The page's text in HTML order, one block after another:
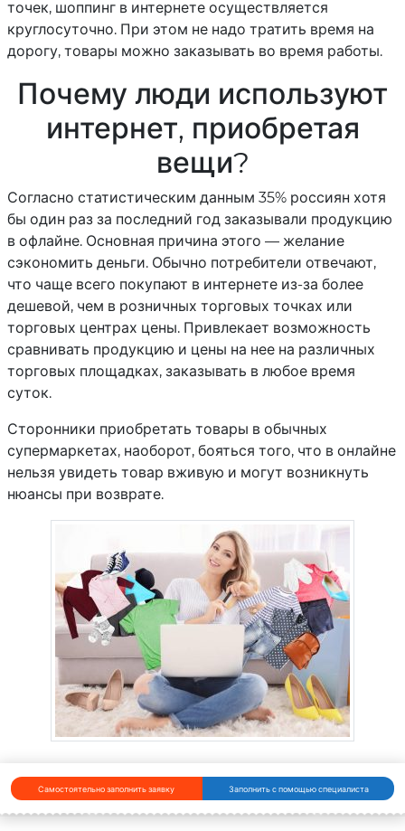
точек, шоппинг в интернете осуществляется
круглосуточно. При этом не надо тратить время на
дорогу, товары можно заказывать во время работы.
Почему люди используют
интернет, приобретая
вещи?
Согласно статистическим данным 35% россиян хотя
бы один раз за последний год заказывали продукцию
в офлайне. Основная причина этого — желание
сэкономить деньги. Обычно потребители отвечают,
что чаще всего покупают в интернете из-за более
дешевой, чем в розничных торговых точках или
торговых центрах цены. Привлекает возможность
сравнивать продукцию и цены на нее на различных
торговых площадках, заказывать в любое время
суток.
Сторонники приобретать товары в обычных
супермаркетах, наоборот, бояться того, что в онлайне
нельзя увидеть товар вживую и могут возникнуть
нюансы при возврате.
Самостоятельно заполнить заявку Заполнить с помощью специалиста